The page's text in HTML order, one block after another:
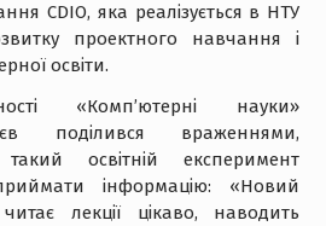
CDIO, яка реалізується в НТУ
проектного навчання і
освіти.
«Комп’ютерні науки»
поділився враженнями,
освітній експеримент
інформацію: «Новий
лекції цікаво, наводить